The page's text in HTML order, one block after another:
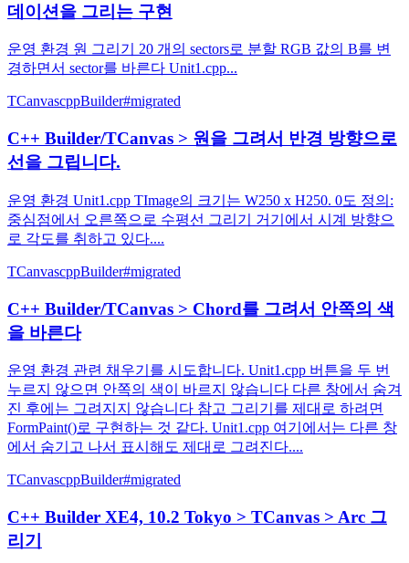
데이션을 그리는 구현
운영 환경 원 그리기 20 개의 sectors로 분할 RGB 값의 B를 변
경하면서 sector를 바른다 Unit1.cpp...
TCanvascppBuilder#migrated
C++ Builder/TCanvas > 원을 그려서 반경 방향으로
선을 그립니다.
운영 환경 Unit1.cpp TImage의 크기는 W250 x H250. 0도 정의:
중심점에서 오른쪽으로 수평선 그리기 거기에서 시계 방향으
로 각도를 취하고 있다....
TCanvascppBuilder#migrated
C++ Builder/TCanvas > Chord를 그려서 안쪽의 색
을 바른다
운영 환경 관련 채우기를 시도합니다. Unit1.cpp 버튼을 두 번
누르지 않으면 안쪽의 색이 바르지 않습니다 다른 창에서 숨겨
진 후에는 그려지지 않습니다 참고 그리기를 제대로 하려면
FormPaint()로 구현하는 것 같다. Unit1.cpp 여기에서는 다른 창
에서 숨기고 나서 표시해도 제대로 그려진다....
TCanvascppBuilder#migrated
C++ Builder XE4, 10.2 Tokyo > TCanvas > Arc 그
리기